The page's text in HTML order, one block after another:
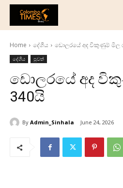
දේශීය
ජාත්‍යන්තර
අධ්‍යාපනික
හෝටල් සහ සංචාරක
English
Home දේශීය ඩොලරයේ අද විකුණුම් මිල
දේශීය පුවත්
ඩොලරයේ අද
340යි
By Admin_Sinhala June 24, 2026